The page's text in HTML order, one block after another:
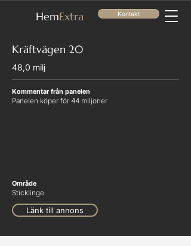
HemExtra Kontakt
Kräftvägen 20
48,0 milj
Kommentar från panelen
Panelen köper för 44 miljoner
Område
Sticklinge
Länk till annons